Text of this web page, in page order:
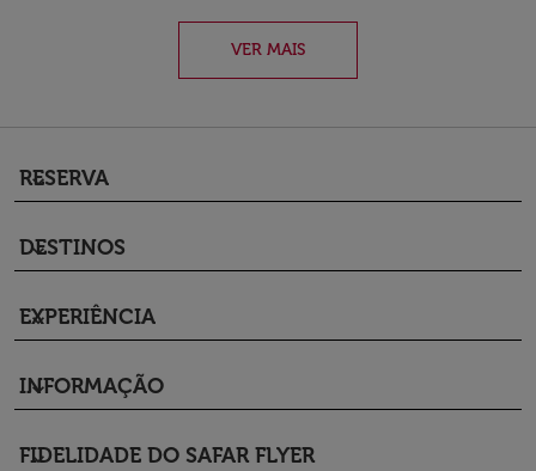
VER MAIS
RESERVA
keyboard_arrow_down
DESTINOS
keyboard_arrow_down
EXPERIÊNCIA
keyboard_arrow_down
INFORMAÇÃO
keyboard_arrow_down
FIDELIDADE DO SAFAR FLYER
keyboard_arrow_down